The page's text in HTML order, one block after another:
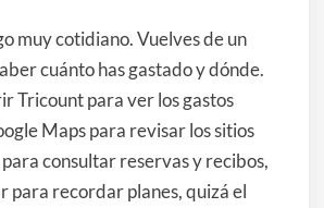
muy cotidiano. Vuelves de un
cuánto has gastado y dónde.
Tricount para ver los gastos
Maps para revisar los sitios
consultar reservas y recibos,
para recordar planes, quizá el